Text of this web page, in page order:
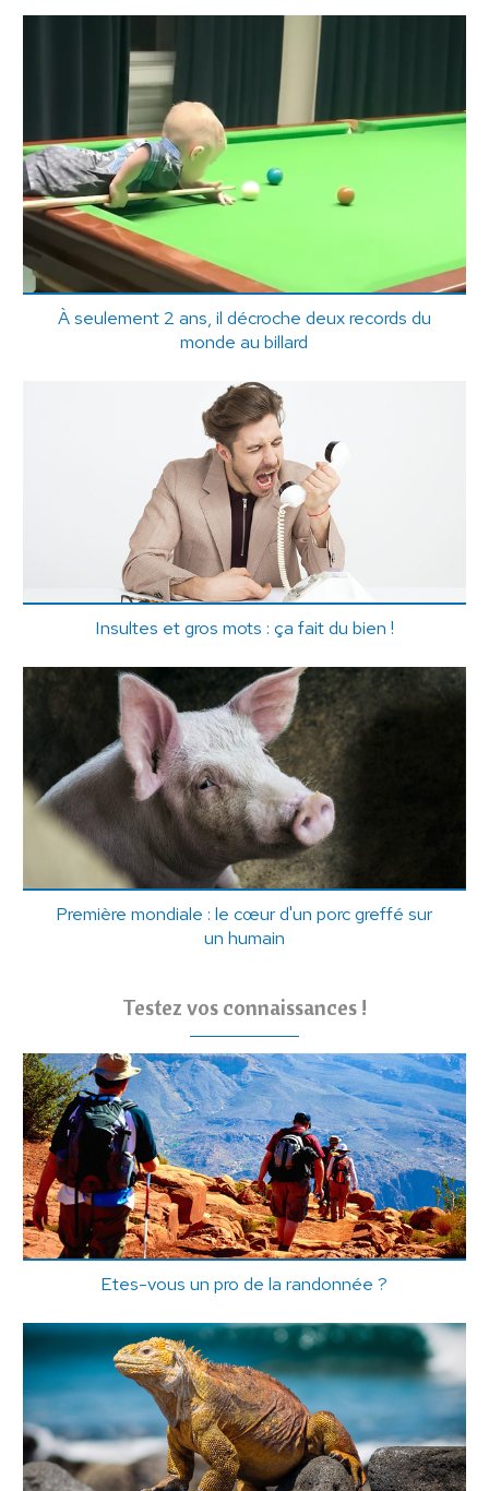
À seulement 2 ans, il décroche deux records du
monde au billard
Insultes et gros mots : ça fait du bien !
Première mondiale : le cœur d'un porc greffé sur
un humain
Testez vos connaissances !
Etes-vous un pro de la randonnée ?